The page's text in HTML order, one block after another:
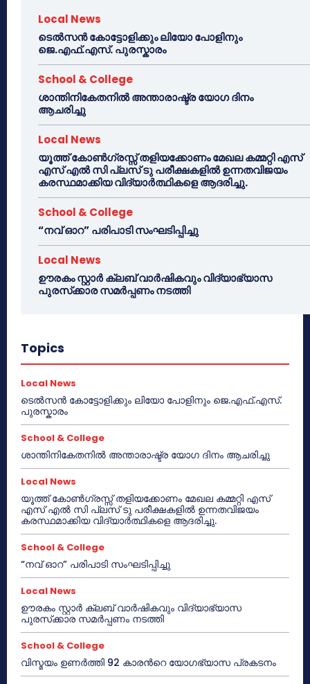
Local News
ടെൽസൻ കോട്ടോളിക്കും ലിയോ പോളിനും
ജെ.എഫ്.എസ്. പുരസ്കാരം
School & College
ശാന്തിനികേതനിൽ അന്താരാഷ്ട്ര യോഗ ദിനം
ആചരിച്ചു
Local News
യൂത്ത് കോൺഗ്രസ്സ് തളിയക്കോണം മേഖല കമ്മറ്റി എസ്
എസ് എൽ സി പ്ലസ് ടു പരീക്ഷകളിൽ ഉന്നതവിജയം
കരസ്ഥമാക്കിയ വിദ്യാർത്ഥികളെ ആദരിച്ചു.
School & College
“നവ് ഓറ” പരിപാടി സംഘടിപ്പിച്ചു
Local News
ഊരകം സ്റ്റാർ ക്ലബ് വാർഷികവും വിദ്യാഭ്യാസ
പുരസ്‌ക്കാര സമർപ്പണം നടത്തി
Topics
Local News
ടെൽസൻ കോട്ടോളിക്കും ലിയോ പോളിനും ജെ.എഫ്.എസ്.
പുരസ്കാരം
School & College
ശാന്തിനികേതനിൽ അന്താരാഷ്ട്ര യോഗ ദിനം ആചരിച്ചു
Local News
യൂത്ത് കോൺഗ്രസ്സ് തളിയക്കോണം മേഖല കമ്മറ്റി എസ്
എസ് എൽ സി പ്ലസ് ടു പരീക്ഷകളിൽ ഉന്നതവിജയം
കരസ്ഥമാക്കിയ വിദ്യാർത്ഥികളെ ആദരിച്ചു.
School & College
“നവ് ഓറ” പരിപാടി സംഘടിപ്പിച്ചു
Local News
ഊരകം സ്റ്റാർ ക്ലബ് വാർഷികവും വിദ്യാഭ്യാസ
പുരസ്‌ക്കാര സമർപ്പണം നടത്തി
School & College
വിസ്മയം ഉണർത്തി 92 കാരൻറെ യോഗഭ്യാസ പ്രകടനം